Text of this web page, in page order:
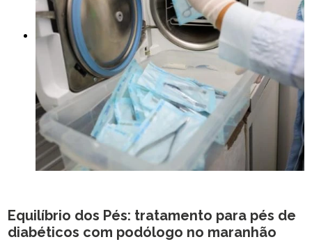
Equilíbrio dos Pés: tratamento para pés de
diabéticos com podólogo no maranhão